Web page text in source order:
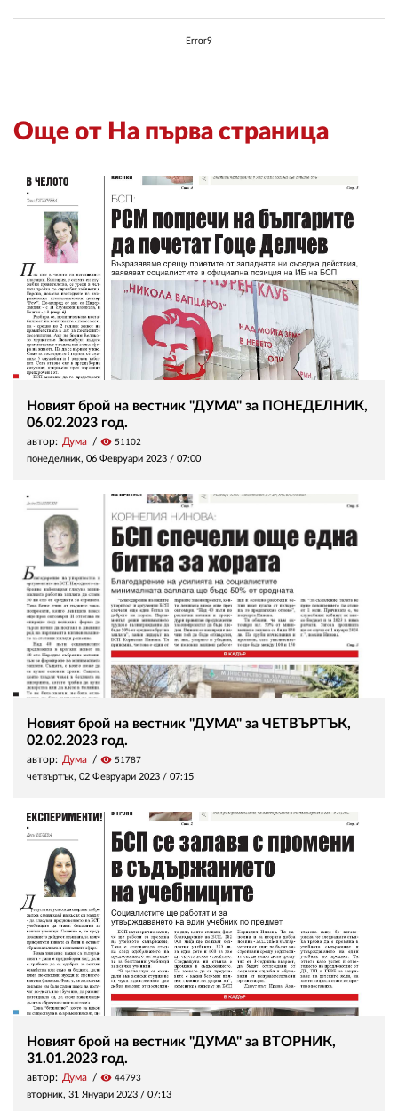
Error9
Още от На първа страница
Новият брой на вестник "ДУМА" за ПОНЕДЕЛНИК,
06.02.2023 год.
автор: Дума visibility 51102
понеделник, 06 Февруари 2023 / 07:00
Новият брой на вестник "ДУМА" за ЧЕТВЪРТЪК,
02.02.2023 год.
автор: Дума visibility 51787
четвъртък, 02 Февруари 2023 / 07:15
Новият брой на вестник "ДУМА" за ВТОРНИК,
31.01.2023 год.
автор: Дума visibility 44793
вторник, 31 Януари 2023 / 07:13